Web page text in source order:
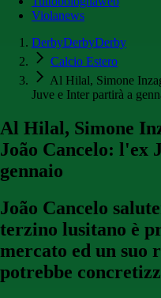
Violanews
DerbyDerbyDerby
Calcio Estero
Al Hilal, Simone
Juve e Inter partirà a
Al Hilal, Simone
João Cancelo: l'ex
gennaio
João Cancelo
terzino lusitano è
mercato ed un suo
potrebbe